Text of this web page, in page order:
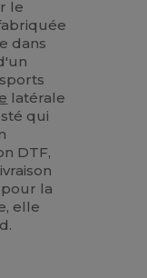
le
dans
latérale
qui
DTF,
la
elle